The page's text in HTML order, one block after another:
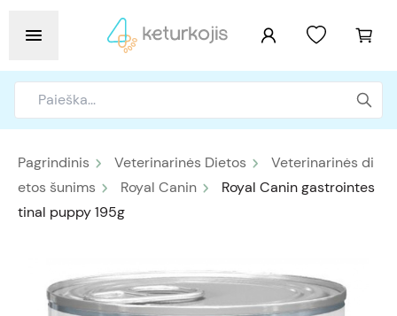
Pagrindinis Veterinarinės Dietos
Veterinarinės di
etos šunims
Royal Canin
Royal Canin gastrointes
tinal puppy 195g